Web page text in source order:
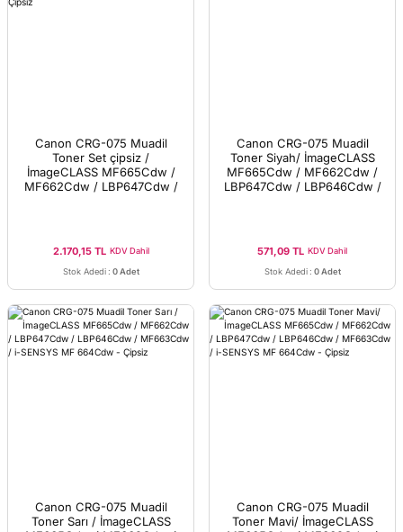
Canon CRG-075 Muadil
Toner Set çipsiz /
İmageCLASS MF665Cdw /
MF662Cdw / LBP647Cdw /
2.170,15 TL KDV Dahil
Stok Adedi : 0 Adet
Canon CRG-075 Muadil
Toner Siyah/ İmageCLASS
MF665Cdw / MF662Cdw /
LBP647Cdw / LBP646Cdw /
571,09 TL KDV Dahil
Stok Adedi : 0 Adet
Canon CRG-075 Muadil
Toner Sarı / İmageCLASS
Canon CRG-075 Muadil
Toner Mavi/ İmageCLASS